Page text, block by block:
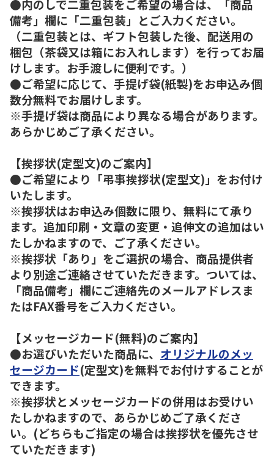
●内のしで二重包装をご希望の場合は、「商品
備考」欄に「二重包装」とご入力ください。
（二重包装とは、ギフト包装した後、配送用の
梱包（茶袋又は箱にお入れします）を行ってお届
けします。お手渡しに便利です。）
●ご希望に応じて、手提げ袋(紙製)をお申込み個
数分無料でお届けします。
※手提げ袋は商品により異なる場合があります。
あらかじめご了承ください。
【挨拶状(定型文)のご案内】
●ご希望により「弔事挨拶状(定型文)」をお付け
いたします。
※挨拶状はお申込み個数に限り、無料にて承り
ます。追加印刷・文章の変更・追伸文の追加はい
たしかねますので、ご了承ください。
※挨拶状「あり」をご選択の場合、商品提供者
より別途ご連絡させていただきます。ついては、
「商品備考」欄にご連絡先のメールアドレスま
たはFAX番号をご入力ください。
【メッセージカード(無料)のご案内】
●お選びいただいた商品に、 オリジナルのメッ
セージカード(定型文)を無料でお付けすることが
できます。
※挨拶状とメッセージカードの併用はお受けい
たしかねますので、あらかじめご了承くださ
い。(どちらもご指定の場合は挨拶状を優先させ
ていただきます)